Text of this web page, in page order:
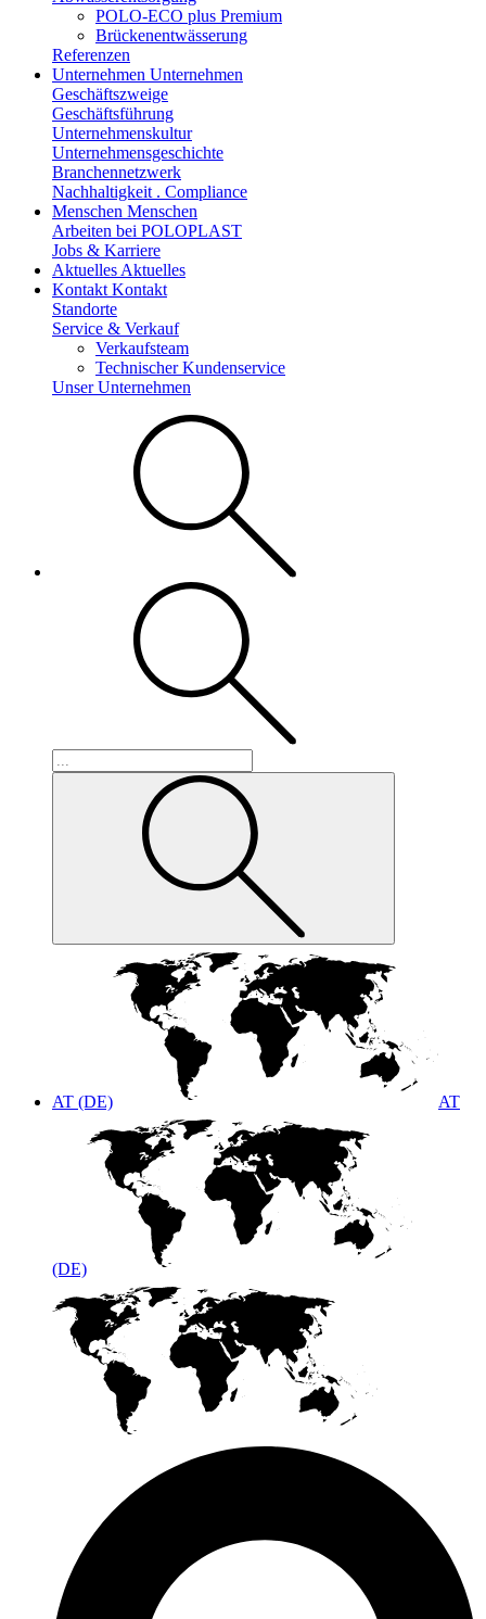
POLO-ECO plus Premium
Brückenentwässerung
Referenzen
Unternehmen Unternehmen
Geschäftszweige
Geschäftsführung
Unternehmenskultur
Unternehmensgeschichte
Branchennetzwerk
Nachhaltigkeit . Compliance
Menschen Menschen
Arbeiten bei POLOPLAST
Jobs & Karriere
Aktuelles Aktuelles
Kontakt Kontakt
Standorte
Service & Verkauf
Verkaufsteam
Technischer Kundenservice
Unser Unternehmen
AT (DE) AT
(DE)